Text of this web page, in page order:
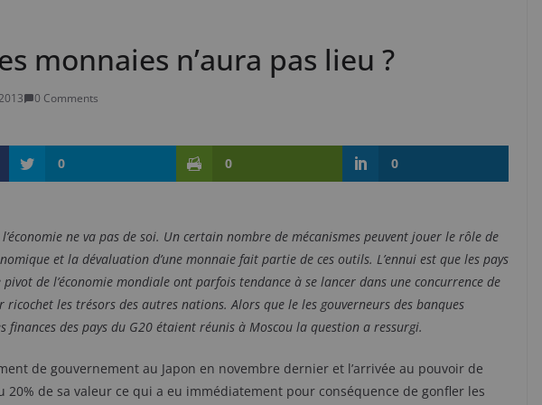
monnaies n’aura pas lieu ?
0 Comments
0 0 0
ne va pas de soi. Un certain nombre de mécanismes peuvent jouer le rôle de
et la dévaluation d’une monnaie fait partie de ces outils. L’ennui est que les pays
de l’économie mondiale ont parfois tendance à se lancer dans une concurrence de
les trésors des autres nations. Alors que le les gouverneurs des banques
finances des pays du G20 étaient réunis à Moscou la question a ressurgi.
de gouvernement au Japon en novembre dernier et l’arrivée au pouvoir de
20% de sa valeur ce qui a eu immédiatement pour conséquence de gonfler les